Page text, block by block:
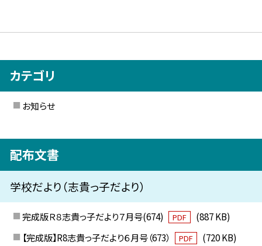
カテゴリ
お知らせ
配布文書
学校だより（志貴っ子だより）
完成版Ｒ８志貴っ子だより７月号(674) PDF
(887 KB)
【完成版】R8志貴っ子だより６月号（673）
PDF (720 KB)